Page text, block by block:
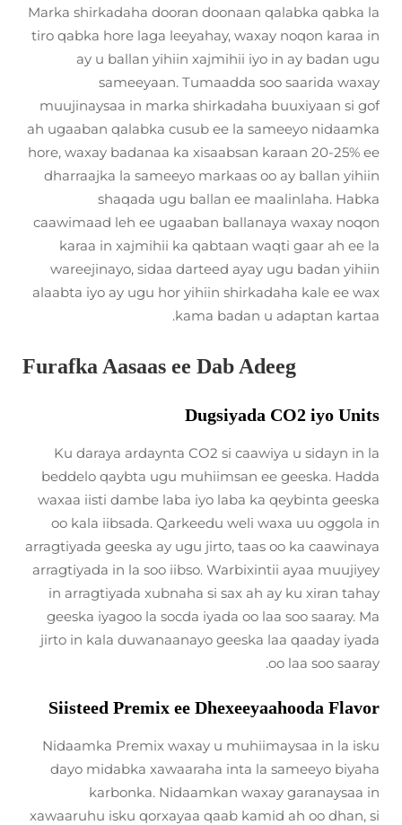
Marka shirkadaha dooran doonaan qalabka qabka la
tiro qabka hore laga leeyahay, waxay noqon karaa in
ay u ballan yihiin xajmihii iyo in ay badan ugu
sameeyaan. Tumaadda soo saarida waxay
muujinaysaa in marka shirkadaha buuxiyaan si gof
ah ugaaban qalabka cusub ee la sameeyo nidaamka
hore, waxay badanaa ka xisaabsan karaan 20-25% ee
dharraajka la sameeyo markaas oo ay ballan yihiin
shaqada ugu ballan ee maalinlaha. Habka
caawimaad leh ee ugaaban ballanaya waxay noqon
karaa in xajmihii ka qabtaan waqti gaar ah ee la
wareejinayo, sidaa darteed ayay ugu badan yihiin
alaabta iyo ay ugu hor yihiin shirkadaha kale ee wax
kama badan u adaptan kartaa.
Furafka Aasaas ee Dab Adeeg
Dugsiyada CO2 iyo Units
Ku daraya ardaynta CO2 si caawiya u sidayn in la
beddelo qaybta ugu muhiimsan ee geeska. Hadda
waxaa iisti dambe laba iyo laba ka qeybinta geeska
oo kala iibsada. Qarkeedu weli waxa uu oggola in
arragtiyada geeska ay ugu jirto, taas oo ka caawinaya
arragtiyada in la soo iibso. Warbixintii ayaa muujiyey
in arragtiyada xubnaha si sax ah ay ku xiran tahay
geeska iyagoo la socda iyada oo laa soo saaray. Ma
jirto in kala duwanaanayo geeska laa qaaday iyada
oo laa soo saaray.
Siisteed Premix ee Dhexeeyaahooda Flavor
Nidaamka Premix waxay u muhiimaysaa in la isku
dayo midabka xawaaraha inta la sameeyo biyaha
karbonka. Nidaamkan waxay garanaysaa in
xawaaruhu isku qorxayaa qaab kamid ah oo dhan, si